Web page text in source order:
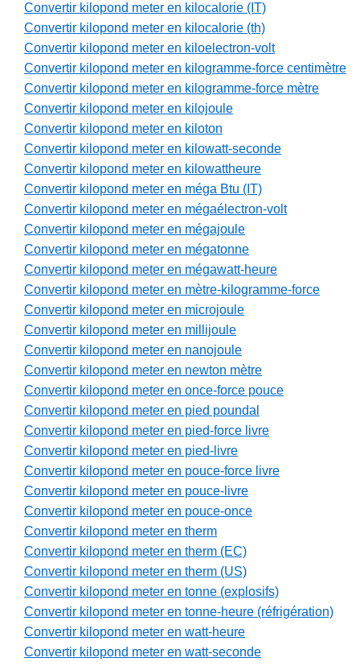
Convertir kilopond meter en kilocalorie (IT)
Convertir kilopond meter en kilocalorie (th)
Convertir kilopond meter en kiloelectron-volt
Convertir kilopond meter en kilogramme-force centimètre
Convertir kilopond meter en kilogramme-force mètre
Convertir kilopond meter en kilojoule
Convertir kilopond meter en kiloton
Convertir kilopond meter en kilowatt-seconde
Convertir kilopond meter en kilowattheure
Convertir kilopond meter en méga Btu (IT)
Convertir kilopond meter en mégaélectron-volt
Convertir kilopond meter en mégajoule
Convertir kilopond meter en mégatonne
Convertir kilopond meter en mégawatt-heure
Convertir kilopond meter en mètre-kilogramme-force
Convertir kilopond meter en microjoule
Convertir kilopond meter en millijoule
Convertir kilopond meter en nanojoule
Convertir kilopond meter en newton mètre
Convertir kilopond meter en once-force pouce
Convertir kilopond meter en pied poundal
Convertir kilopond meter en pied-force livre
Convertir kilopond meter en pied-livre
Convertir kilopond meter en pouce-force livre
Convertir kilopond meter en pouce-livre
Convertir kilopond meter en pouce-once
Convertir kilopond meter en therm
Convertir kilopond meter en therm (EC)
Convertir kilopond meter en therm (US)
Convertir kilopond meter en tonne (explosifs)
Convertir kilopond meter en tonne-heure (réfrigération)
Convertir kilopond meter en watt-heure
Convertir kilopond meter en watt-seconde